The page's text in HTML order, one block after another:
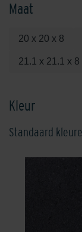
Maat
20 x 20 x 8
21.1 x 21.1 x 8
Kleur
Standaard